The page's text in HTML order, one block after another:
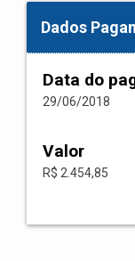
Dados
Data do
29/06/2018
Valor
R$ 2.454,85